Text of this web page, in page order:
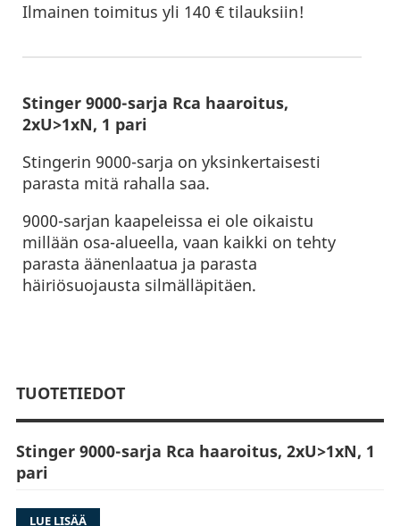
Ilmainen toimitus yli 140 € tilauksiin!
Stinger 9000-sarja Rca haaroitus,
2xU>1xN, 1 pari
Stingerin 9000-sarja on yksinkertaisesti
parasta mitä rahalla saa.
9000-sarjan kaapeleissa ei ole oikaistu
millään osa-alueella, vaan kaikki on tehty
parasta äänenlaatua ja parasta
häiriösuojausta silmälläpitäen.
TUOTETIEDOT
Stinger 9000-sarja Rca haaroitus, 2xU>1xN, 1
pari
LUE LISÄÄ